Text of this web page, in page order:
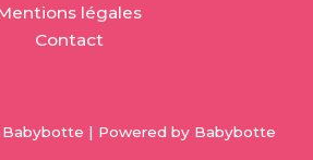
légales
Contact
| Powered by Babybotte